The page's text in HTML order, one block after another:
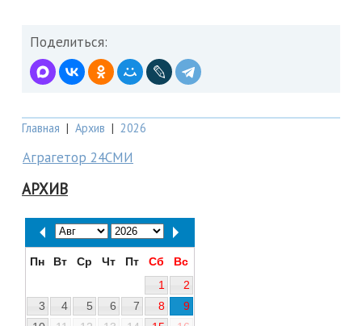
Поделиться:
Главная | Архив | 2026
Аграгетор 24СМИ
АРХИВ
Пн Вт Ср Чт Пт Сб
Вс
1
2
3
4 5 6 7 8
9